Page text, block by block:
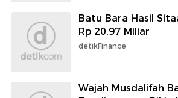
Batu Bara Hasil
Rp 20,97 Miliar
detikFinance
Wajah Musdalifah